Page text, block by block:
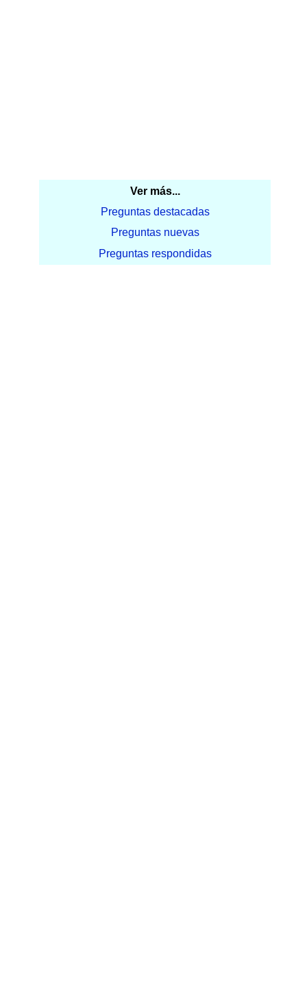
Ver más...
Preguntas destacadas
Preguntas nuevas
Preguntas respondidas